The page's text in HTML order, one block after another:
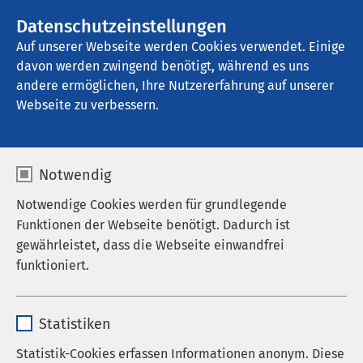
Datenschutzeinstellungen
Auf unserer Webseite werden Cookies verwendet. Einige
davon werden zwingend benötigt, während es uns
andere ermöglichen, Ihre Nutzererfahrung auf unserer
Webseite zu verbessern.
Notwendig
Notwendige Cookies werden für grundlegende
Funktionen der Webseite benötigt. Dadurch ist
gewährleistet, dass die Webseite einwandfrei
funktioniert.
Anbieter sgalinski
Statistiken
Statistik-Cookies erfassen Informationen anonym. Diese
AMEOS Klinikum St. Josef Oberhausen